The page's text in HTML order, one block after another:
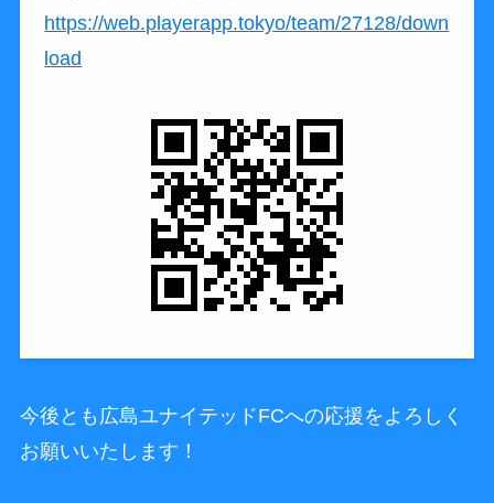
https://web.playerapp.tokyo/team/27128/down
load
今後とも広島ユナイテッドFCへの応援をよろしく
お願いいたします！